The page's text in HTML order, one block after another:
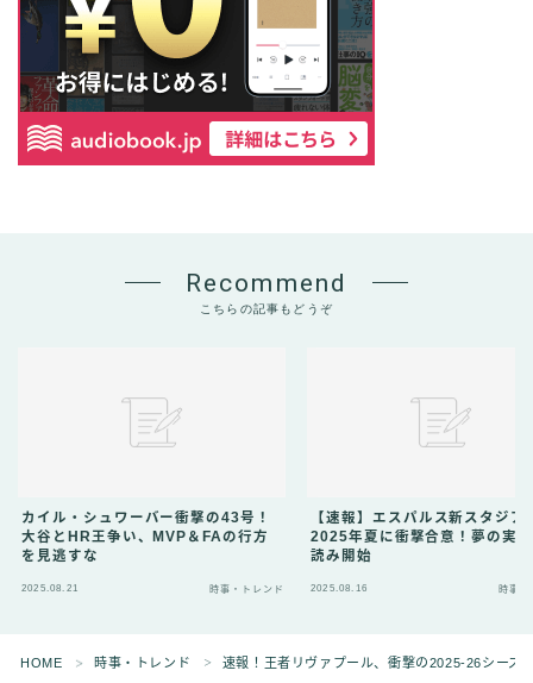
Recommend
こちらの記事もどうぞ
カイル・シュワーバー衝撃の43号！
大谷とHR王争い、MVP＆FAの行方
を見逃すな
2025.08.21 時事・トレンド
【速報】エスパルス新スタジア
2025年夏に衝撃合意！夢の実
読み開始
2025.08.16 時事・
HOME ＞ 時事・トレンド ＞ 速報！王者リヴァプール、衝撃の2025-26シーズ